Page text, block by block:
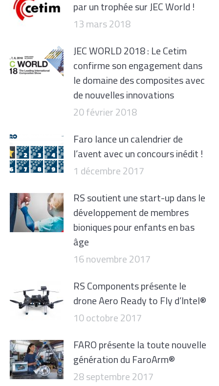
par un trophée sur JEC World !
13 mars 2018
JEC WORLD 2018 : Le Cetim
confirme son engagement dans
le domaine des composites avec
de nouvelles innovations
20 février 2018
Faro lance un calendrier de
l’avent avec un concours inédit !
1 décembre 2017
RS soutient une start-up dans le
développement de membres
bioniques pour enfants en bas
âge
16 novembre 2017
RS Components présente le
drone Aero Ready to Fly d’Intel®
10 octobre 2017
FARO présente la toute nouvelle
génération du FaroArm®
28 septembre 2017